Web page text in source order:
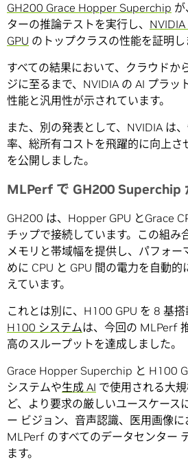
GH200 Grace Hopper Superchip
ターの推論テストを実行し、
GPU のトップクラスの性能を証明し
すべての結果において、クラウドか
ジに至るまで、NVIDIA の AI プラッ
性能と汎用性が示されています。
また、別の発表として、NVIDIA は
率、総所有コストを飛躍的に向上さ
を公開しました。
MLPerf で GH200 Superchip
GH200 は、Hopper GPU とGrace
チップで接続しています。この組み
メモリと帯域幅を提供し、パフォー
めに CPU と GPU 間の電力を自動
えています。
これとは別に、H100 GPU を 8 基搭
H100 システムは、今回の MLPerf
高のスループットを達成しました。
Grace Hopper Superchip と H100
システムや生成 AI で使用される大
ど、より要求の厳しいユースケース
ー ビジョン、音声認識、医用画像に
MLPerf のすべてのデータセンター
ます。